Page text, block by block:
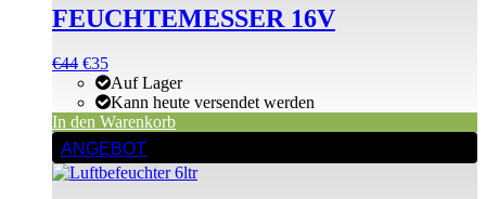
FEUCHTEMESSER 16V
Ursprünglicher
Preis
war:
€44
€44Aktueller
Preis
ist:
€44.
€35
Auf Lager
Kann heute versendet werden
In den Warenkorb
ANGEBOT